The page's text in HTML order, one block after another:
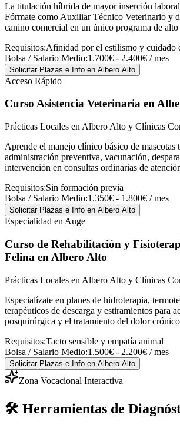
La titulación híbrida de mayor inserción
Fórmate como Auxiliar Técnico Veterinario y
canino comercial en un único programa de
Requisitos:Afinidad por el estilismo y cuidado
Bolsa / Salario Medio:1.700€ - 2.400€ / mes
Solicitar Plazas e Info en Albero Alto
Acceso Rápido
Curso Asistencia Veterinaria en
Prácticas Locales en Albero Alto y Clínicas
Aprende el manejo clínico básico de mascotas
administración preventiva, vacunación,
intervención en consultas ordinarias de
Requisitos:Sin formación previa
Bolsa / Salario Medio:1.350€ - 1.800€ / mes
Solicitar Plazas e Info en Albero Alto
Especialidad en Auge
Curso de Rehabilitación y
Felina en Albero Alto
Prácticas Locales en Albero Alto y Clínicas
Especialízate en planes de hidroterapia,
terapéuticos de descarga y estiramientos para
posquirúrgica y el tratamiento del dolor crónico
Requisitos:Tacto sensible y empatía animal
Bolsa / Salario Medio:1.500€ - 2.200€ / mes
Solicitar Plazas e Info en Albero Alto
Zona Vocacional Interactiva
🛠️ Herramientas de